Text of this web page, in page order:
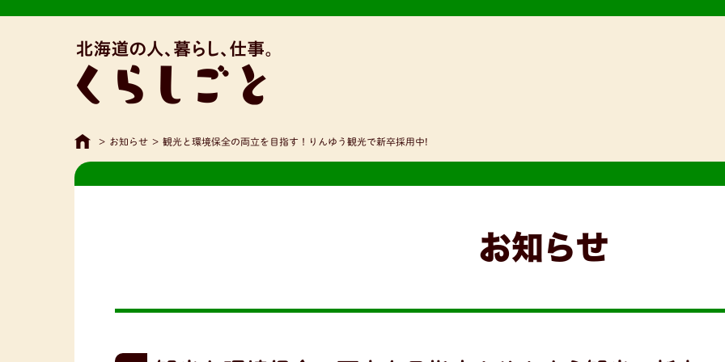
> お知らせ > 観光と環境保全の両立を目指す！りんゆう観光で新卒採用中!
お知らせ